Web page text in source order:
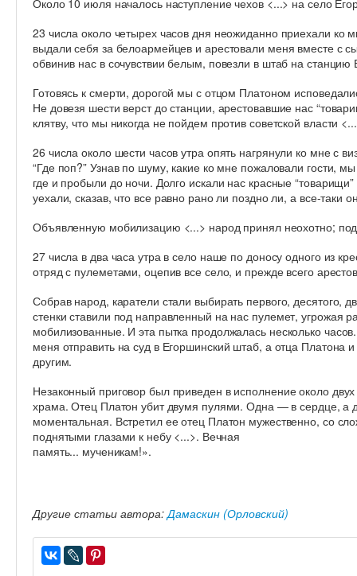
Около 10 июля началось наступление чехов <...> на село
23 числа около четырех часов дня неожиданно приехали ко
выдали себя за белоармейцев и арестовали меня вместе с
обвинив нас в сочувствии белым, повезли в штаб на
Готовясь к смерти, дорогой мы с отцом Платоном
Не довезя шести верст до станции, арестовавшие нас
клятву, что мы никогда не пойдем против советской власти
26 числа около шести часов утра опять нагрянули ко мне с
“Где поп?” Узнав по шуму, какие ко мне пожаловали гости,
где и пробыли до ночи. Долго искали нас красные
уехали, сказав, что все равно рано ли поздно ли, а все-таки
Объявленную мобилизацию <...> народ принял неохотно;
27 числа в два часа утра в село наше по доносу одного из
отряд с пулеметами, оцепив все село, и прежде всего
Собрав народ, каратели стали выбирать первого, десятого,
стенки ставили под направленный на нас пулемет, угрожая
мобилизованные. И эта пытка продолжалась несколько
меня отправить на суд в Егоршинский штаб, а отца Платона
другим.
Незаконный приговор был приведен в исполнение около
храма. Отец Платон убит двумя пулями. Одна — в сердце, а
моментальная. Встретил ее отец Платон мужественно, со
поднятыми глазами к небу <...>. Вечная
память... мученикам!».
Другие статьи автора:Дамаскин (Орловский)